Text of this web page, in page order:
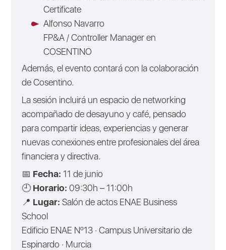
Certificate
Alfonso Navarro
FP&A / Controller Manager en
COSENTINO
Además, el evento contará con la colaboración
deCosentino.
La sesión incluirá un espacio de networking
acompañado de desayuno y café, pensado
para compartir ideas, experiencias y generar
nuevas conexiones entre profesionales del área
financiera y directiva.
📅 Fecha: 11 de junio
🕘Horario: 09:30h – 11:00h
📍 Lugar: Salón de actos ENAE Business
School
Edificio ENAE Nº13 · Campus Universitario de
Espinardo · Murcia